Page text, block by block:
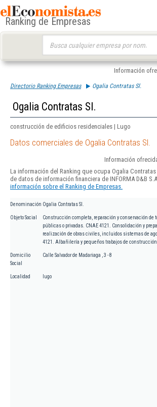
Ranking de Empresas
Información
Directorio Ranking Empresas Ogalia Contratas Sl.
Ogalia Contratas Sl.
construcción de edificios residenciales | Lugo
Datos comerciales de Ogalia Contratas Sl.
Información
La información del Ranking que ocupa Ogalia
de datos de información financiera de INFORMA D&B
información sobre el Ranking de Empresas.
Denominación Ogalia Contratas Sl.
Objeto Social
Construcción completa, reparación y conservación de
públicas o privadas. CNAE 4121. Consolidación y
realización de obras civiles, incluidos sistemas de
4121. Albañilería y pequeños trabajos de
Domicilio
Social
Calle Salvador de Madariaga , 3 - 8
Localidad lugo